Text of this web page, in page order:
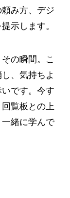
み方、デジ
示します。
の瞬間。こ
、気持ちよ
です。今す
覧板との上
緒に学んで